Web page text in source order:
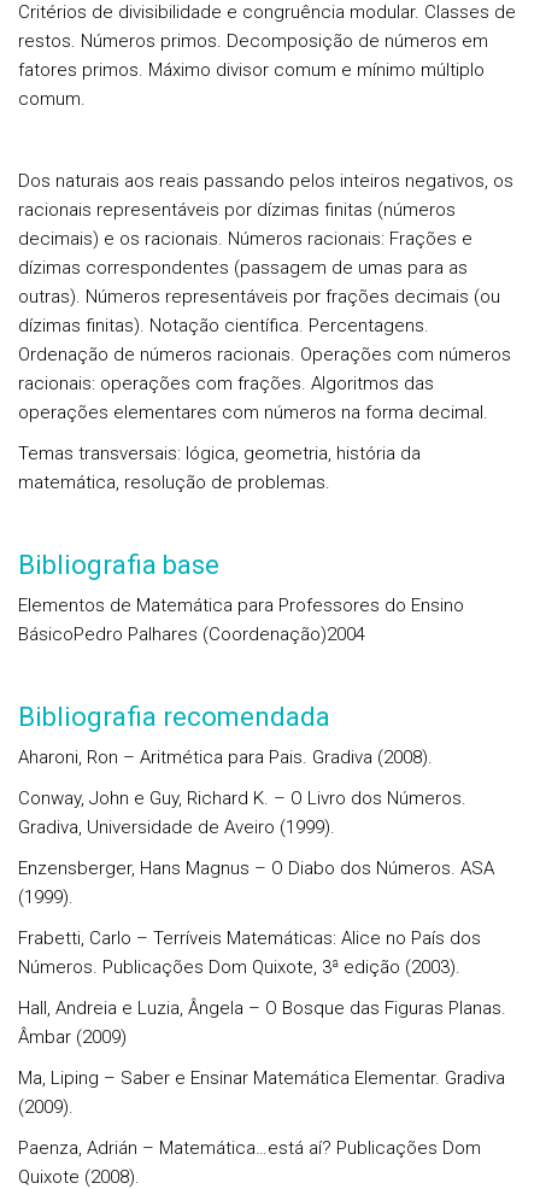
Critérios de divisibilidade e congruência modular. Classes de
restos. Números primos. Decomposição de números em
fatores primos. Máximo divisor comum e mínimo múltiplo
comum.
Dos naturais aos reais passando pelos inteiros negativos, os
racionais representáveis por dízimas finitas (números
decimais) e os racionais. Números racionais: Frações e
dízimas correspondentes (passagem de umas para as
outras). Números representáveis por frações decimais (ou
dízimas finitas). Notação científica. Percentagens.
Ordenação de números racionais. Operações com números
racionais: operações com frações. Algoritmos das
operações elementares com números na forma decimal.
Temas transversais: lógica, geometria, história da
matemática, resolução de problemas.
Bibliografia base
Elementos de Matemática para Professores do Ensino
BásicoPedro Palhares (Coordenação)2004
Bibliografia recomendada
Aharoni, Ron – Aritmética para Pais. Gradiva (2008).
Conway, John e Guy, Richard K. – O Livro dos Números.
Gradiva, Universidade de Aveiro (1999).
Enzensberger, Hans Magnus – O Diabo dos Números. ASA
(1999).
Frabetti, Carlo – Terríveis Matemáticas: Alice no País dos
Números. Publicações Dom Quixote, 3ª edição (2003).
Hall, Andreia e Luzia, Ângela – O Bosque das Figuras Planas.
Âmbar (2009)
Ma, Liping – Saber e Ensinar Matemática Elementar. Gradiva
(2009).
Paenza, Adrián – Matemática…está aí? Publicações Dom
Quixote (2008).